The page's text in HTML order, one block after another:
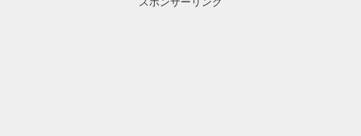
スポンサーリンク